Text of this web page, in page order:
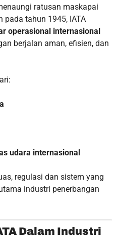
ratusan maskapai
pada tahun 1945, IATA
operasional internasional
berjalan aman, efisien, dan
udara internasional
regulasi dan sistem yang
industri penerbangan
Dalam Industri